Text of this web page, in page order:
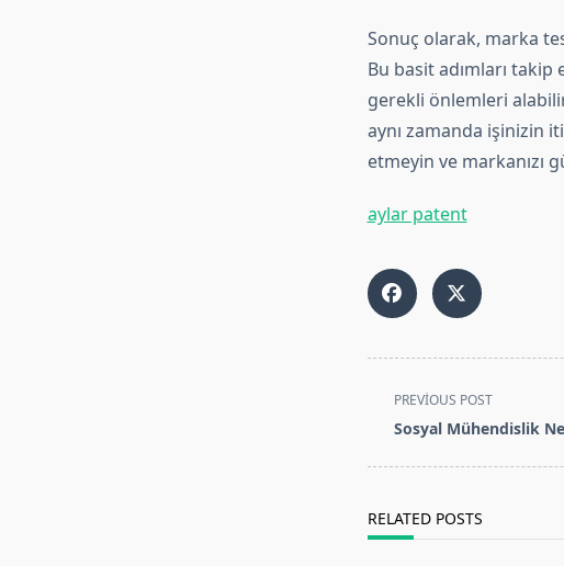
Sonuç olarak, marka
Bu basit adımları
gerekli önlemleri
aynı zamanda işinizin
etmeyin ve markanızı
aylar patent
<span
class="nav-
text">Page</span>
PREVIOUS POST
Sosyal Mühendislik
RELATED POSTS